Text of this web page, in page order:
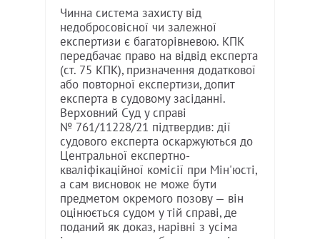
Чинна система захисту від
недобросовісної чи залежної
експертизи є багаторівневою. КПК
передбачає право на відвід експерта
(ст. 75 КПК), призначення додаткової
або повторної експертизи, допит
експерта в судовому засіданні.
Верховний Суд у справі
№ 761/11228/21 підтвердив: дії
судового експерта оскаржуються до
Центральної експертно-
кваліфікаційної комісії при Мін'юсті,
а сам висновок не може бути
предметом окремого позову — він
оцінюється судом у тій справі, де
поданий як доказ, нарівні з усіма